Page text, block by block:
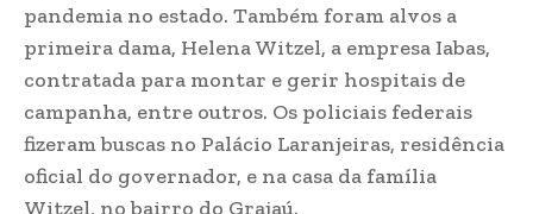
pandemia no estado. Também foram alvos a
primeira dama, Helena Witzel, a empresa Iabas,
contratada para montar e gerir hospitais de
campanha, entre outros. Os policiais federais
fizeram buscas no Palácio Laranjeiras, residência
oficial do governador, e na casa da família
Witzel, no bairro do Grajaú.